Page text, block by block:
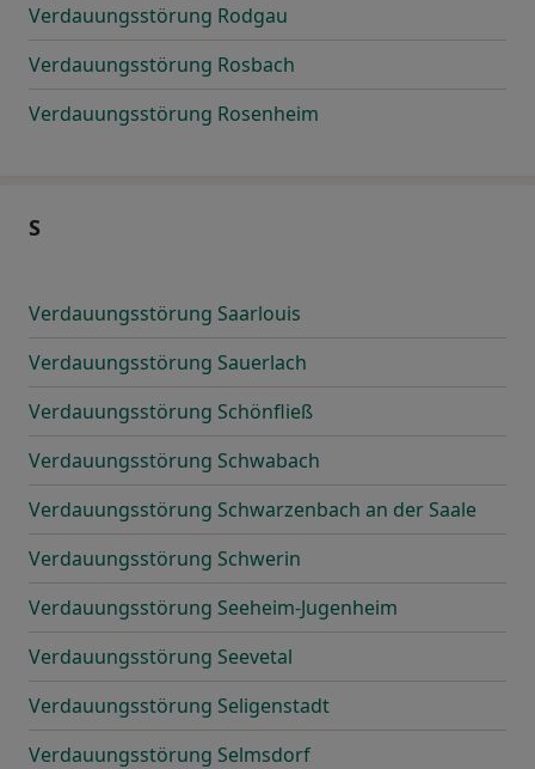
Verdauungsstörung Rodgau
Verdauungsstörung Rosbach
Verdauungsstörung Rosenheim
S
Verdauungsstörung Saarlouis
Verdauungsstörung Sauerlach
Verdauungsstörung Schönfließ
Verdauungsstörung Schwabach
Verdauungsstörung Schwarzenbach an der Saale
Verdauungsstörung Schwerin
Verdauungsstörung Seeheim-Jugenheim
Verdauungsstörung Seevetal
Verdauungsstörung Seligenstadt
Verdauungsstörung Selmsdorf